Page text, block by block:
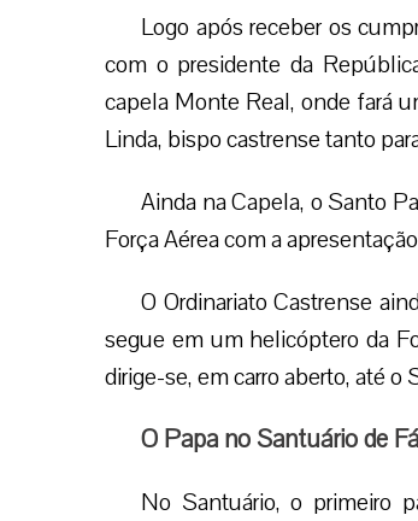
Logo após receber os
com o presidente da
capela Monte Real, onde fará
Linda, bispo castrense tanto
Ainda na Capela, o Santo
Força Aérea com a
O Ordinariato Castrense
segue em um helicóptero da
dirige-se, em carro aberto, até o
O Papa no Santuário de
No Santuário, o primeiro